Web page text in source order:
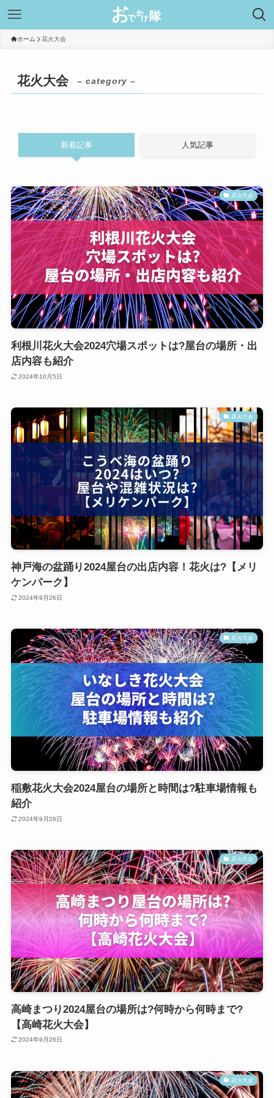
ホーム 花火大会
花火大会 – category –
新着記事 人気記事
花火大会
利根川花火大会2024穴場スポットは?屋台の場所・出
店内容も紹介
2024年10月5日
花火大会
神戸海の盆踊り2024屋台の出店内容！花火は?【メリ
ケンパーク】
2024年9月26日
花火大会
稲敷花火大会2024屋台の場所と時間は?駐車場情報も
紹介
2024年9月26日
花火大会
高崎まつり2024屋台の場所は?何時から何時まで?
【高崎花火大会】
2024年9月26日
花火大会